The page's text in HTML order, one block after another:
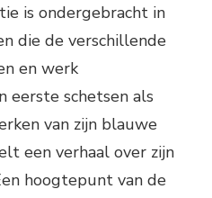
is ondergebracht in
die de verschillende
en werk
eerste schetsen als
van zijn blauwe
een verhaal over zijn
hoogtepunt van de